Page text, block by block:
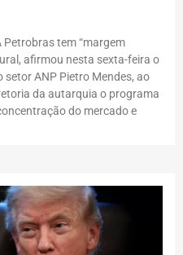
Petrobras tem “margem
afirmou nesta sexta-feira o
ANP Pietro Mendes, ao
da autarquia o programa
do mercado e